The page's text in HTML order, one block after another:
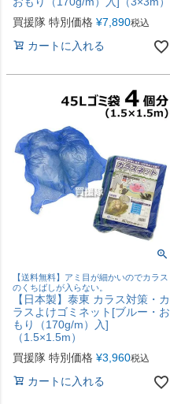
買援隊 特別価格 ¥7,890税込
カートに入れる
【送料無料】アミ目が細かいのでカラス
のくちばしが入らない。
【日本製】泰東 カラス対策・カ
ラスよけゴミネット[ブルー・お
もり（170g/m）入]
（1.5×1.5m）
買援隊 特別価格 ¥3,960税込
カートに入れる